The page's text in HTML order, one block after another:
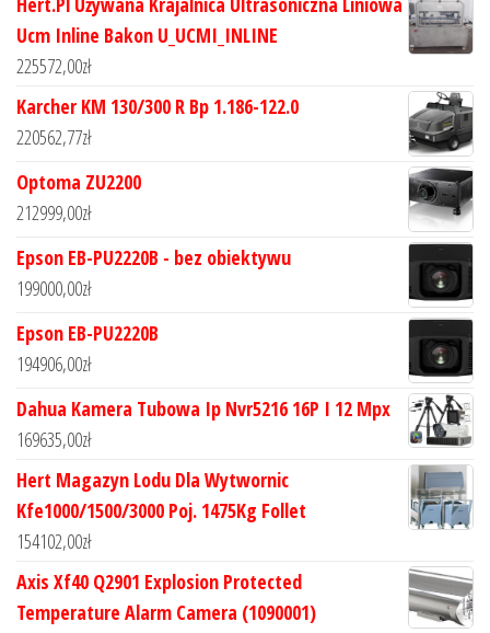
Ucm Inline Bakon U_UCMI_INLINE
225572,00zł
Karcher KM 130/300 R Bp 1.186-122.0
220562,77zł
Optoma ZU2200
212999,00zł
Epson EB-PU2220B - bez obiektywu
199000,00zł
Epson EB-PU2220B
194906,00zł
Dahua Kamera Tubowa Ip Nvr5216 16P I 12 Mpx
169635,00zł
Hert Magazyn Lodu Dla Wytwornic
Kfe1000/1500/3000 Poj. 1475Kg Follet
154102,00zł
Axis Xf40 Q2901 Explosion Protected
Temperature Alarm Camera (1090001)